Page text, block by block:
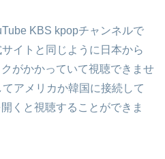
KBS kpopチャンネルで
イトと同じように日本から
がかかっていて視聴できませ
アメリカか韓国に接続して
くと視聴することができま